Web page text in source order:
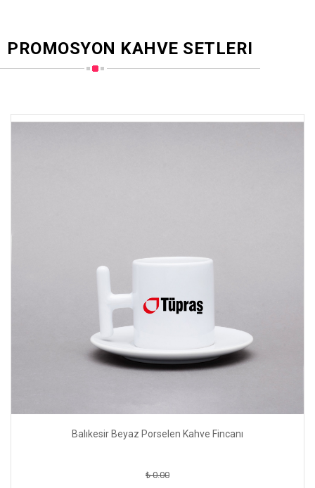
PROMOSYON KAHVE SETLERI
Balıkesir Beyaz Porselen Kahve Fincanı
₺ 0.00